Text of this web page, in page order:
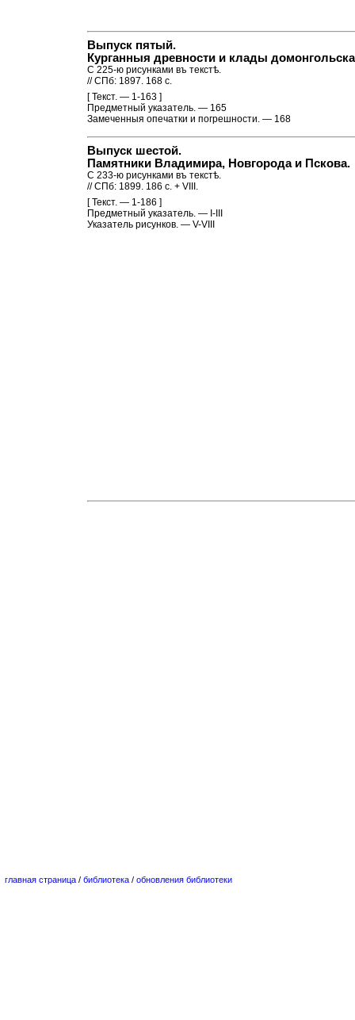
Выпуск пятый.
Курганныя древности и клады
С 225-ю рисунками въ текстѣ.
// СПб: 1897. 168 с.
[ Текст. — 1-163 ]
Предметный указатель. — 165
Замеченныя опечатки и погрешности. — 168
Выпуск шестой.
Памятники Владимира, Новгорода и Пскова.
С 233-ю рисунками въ текстѣ.
// СПб: 1899. 186 с. + VIII.
[ Текст. — 1-186 ]
Предметный указатель. — I-III
Указатель рисунков. — V-VIII
главная страница / библиотека / обновления библиотеки